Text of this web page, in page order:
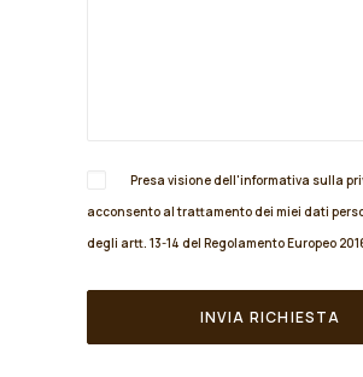
Presa visione dell'informativa sulla
acconsento al trattamento dei miei dati
degli artt. 13-14 del Regolamento Europeo